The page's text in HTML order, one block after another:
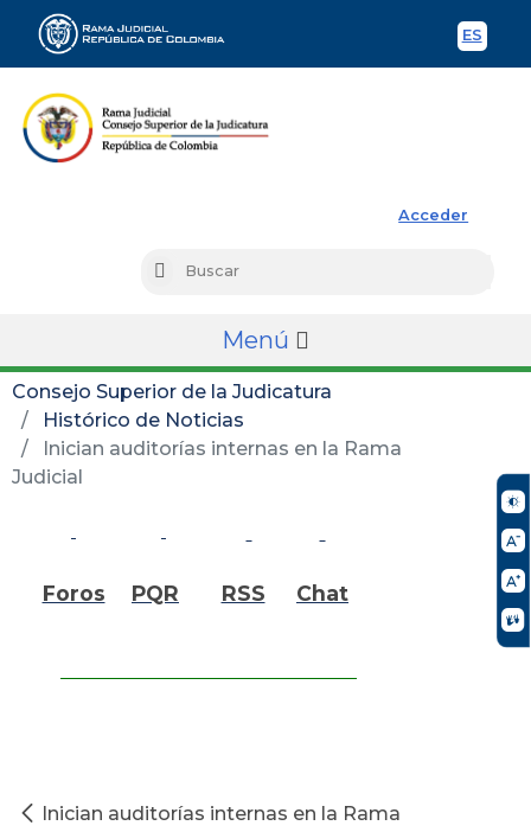
ES
Acceder
Buscar
Menú
Consejo Superior de la Judicatura
Histórico de Noticias
Inician auditorías internas en la Rama
Judicial
Foros PQR RSS Chat
Inician auditorías internas en la Rama